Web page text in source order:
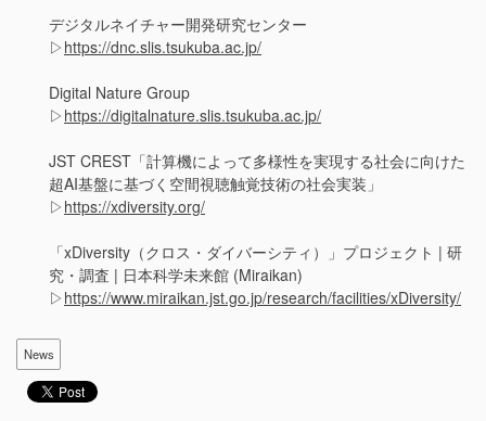
デジタルネイチャー開発研究センター
▷ https://dnc.slis.tsukuba.ac.jp/
Digital Nature Group
▷ https://digitalnature.slis.tsukuba.ac.jp/
JST CREST「計算機によって多様性を実現する社会に向けた
超AI基盤に基づく空間視聴触覚技術の社会実装」
▷ https://xdiversity.org/
「xDiversity（クロス・ダイバーシティ）」プロジェクト | 研
究・調査 | 日本科学未来館 (Miraikan)
▷ https://www.miraikan.jst.go.jp/research/facilities/xDiversity/
News